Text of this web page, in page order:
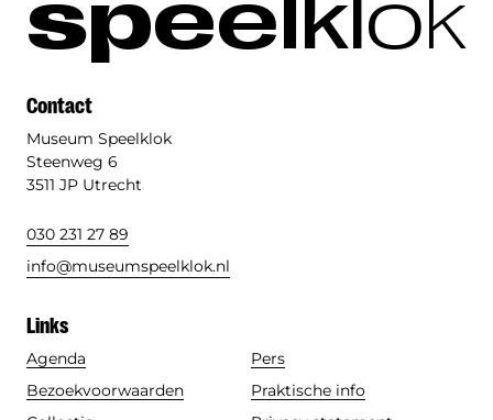
speelklok
Contact
Museum Speelklok
Steenweg 6
3511 JP Utrecht
030 231 27 89
info@museumspeelklok.nl
Links
Agenda
Bezoekvoorwaarden
Pers
Praktische info